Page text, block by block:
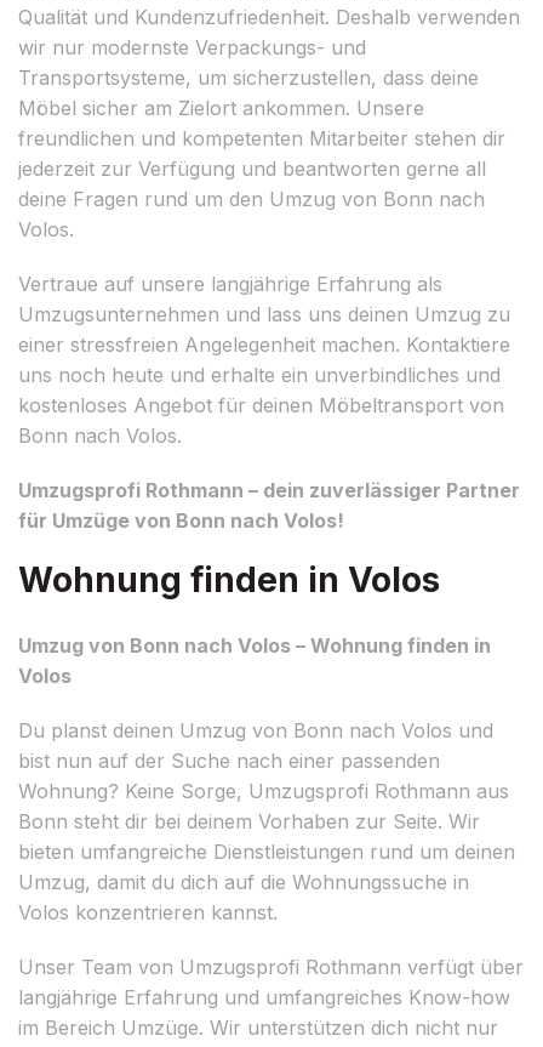
Qualität und Kundenzufriedenheit. Deshalb verwenden
wir nur modernste Verpackungs- und
Transportsysteme, um sicherzustellen, dass deine
Möbel sicher am Zielort ankommen. Unsere
freundlichen und kompetenten Mitarbeiter stehen dir
jederzeit zur Verfügung und beantworten gerne all
deine Fragen rund um den Umzug von Bonn nach
Volos.
Vertraue auf unsere langjährige Erfahrung als
Umzugsunternehmen und lass uns deinen Umzug zu
einer stressfreien Angelegenheit machen. Kontaktiere
uns noch heute und erhalte ein unverbindliches und
kostenloses Angebot für deinen Möbeltransport von
Bonn nach Volos.
Umzugsprofi Rothmann – dein zuverlässiger Partner
für Umzüge von Bonn nach Volos!
Wohnung finden in Volos
Umzug von Bonn nach Volos – Wohnung finden in
Volos
Du planst deinen Umzug von Bonn nach Volos und
bist nun auf der Suche nach einer passenden
Wohnung? Keine Sorge, Umzugsprofi Rothmann aus
Bonn steht dir bei deinem Vorhaben zur Seite. Wir
bieten umfangreiche Dienstleistungen rund um deinen
Umzug, damit du dich auf die Wohnungssuche in
Volos konzentrieren kannst.
Unser Team von Umzugsprofi Rothmann verfügt über
langjährige Erfahrung und umfangreiches Know-how
im Bereich Umzüge. Wir unterstützen dich nicht nur